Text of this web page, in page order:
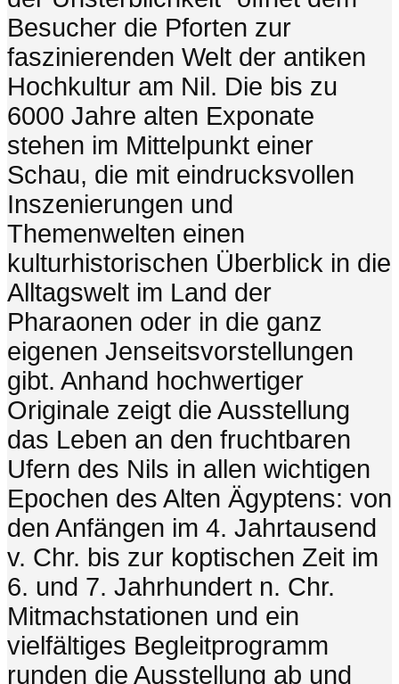
Besucher die Pforten zur
faszinierenden Welt der antiken
Hochkultur am Nil. Die bis zu
6000 Jahre alten Exponate
stehen im Mittelpunkt einer
Schau, die mit eindrucksvollen
Inszenierungen und
Themenwelten einen
kulturhistorischen Überblick in die
Alltagswelt im Land der
Pharaonen oder in die ganz
eigenen Jenseitsvorstellungen
gibt. Anhand hochwertiger
Originale zeigt die Ausstellung
das Leben an den fruchtbaren
Ufern des Nils in allen wichtigen
Epochen des Alten Ägyptens: von
den Anfängen im 4. Jahrtausend
v. Chr. bis zur koptischen Zeit im
6. und 7. Jahrhundert n. Chr.
Mitmachstationen und ein
vielfältiges Begleitprogramm
runden die Ausstellung ab und